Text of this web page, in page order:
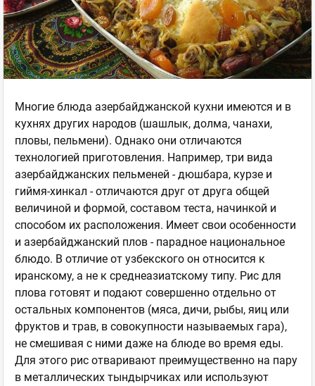
Многие блюда азербайджанской кухни имеются и в
кухнях других народов (шашлык, долма, чанахи,
пловы, пельмени). Однако они отличаются
технологией приготовления. Например, три вида
азербайджанских пельменей - дюшбара, курзе и
гиймя-хинкал - отличаются друг от друга общей
величиной и формой, составом теста, начинкой и
способом их расположения. Имеет свои особенности
и азербайджанский плов - парадное национальное
блюдо. В отличие от узбекского он относится к
иранскому, а не к среднеазиатскому типу. Рис для
плова готовят и подают совершенно отдельно от
остальных компонентов (мяса, дичи, рыбы, яиц или
фруктов и трав, в совокупности называемых гара),
не смешивая с ними даже на блюде во время еды.
Для этого рис отваривают преимущественно на пару
в металлических тындырчиках или используют